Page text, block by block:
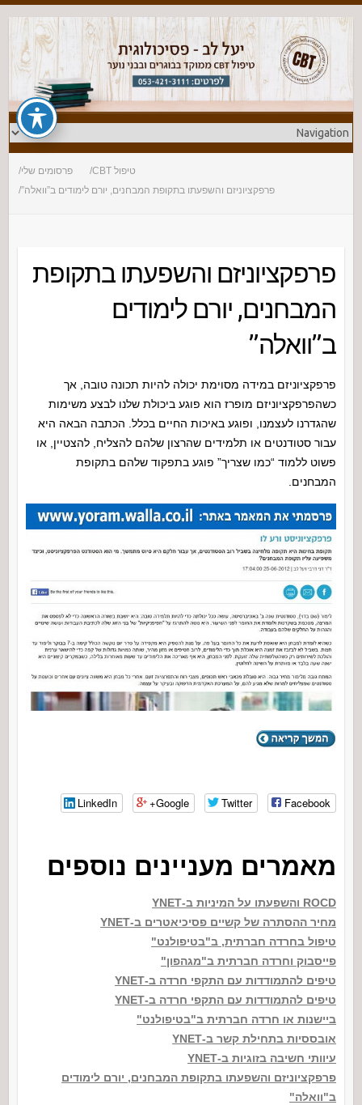
טיפול CBT
פרסומים שלי
פרפקציוניזם והשפעתו בתקופת המבחנים, יורם לימודים ב”וואלה”
פרפקציוניזם והשפעתו בתקופת
המבחנים, יורם לימודים
ב”וואלה”
פרפקציוניזם במידה מסוימת יכולה להיות תכונה טובה, אך
כשהפרפקציוניזם מופרז הוא פוגע ביכולת שלנו לבצע משימות
שהגדרנו לעצמנו, ופוגע באיכות החיים בכלל. הכתבה הבאה היא
עבור סטודנטים או תלמידים שהרצון שלהם להצליח, להצטיין, או
פשוט ללמוד “כמו שצריך” פוגע בתפקוד שלהם בתקופת
המבחנים.
Facebook
Twitter
Google+
LinkedIn
מאמרים מעניינים נוספים
ROCD והשפעתו על המיניות ב-YNET
מחיר ההסתרה של קשיים פסיכיאטרים ב-YNET
טיפול בחרדה חברתית, ב"בטיפולנט"
פייסבוק וחרדה חברתית ב"מגהפון"
טיפים להתמודדות עם התקפי חרדה ב-YNET
טיפים להתמודדות עם התקפי חרדה ב-YNET
ביישנות או חרדה חברתית ב"בטיפולנט"
אובססיות בתחילת קשר ב-YNET
עיוותי חשיבה בזוגיות ב-YNET
פרפקציוניזם והשפעתו בתקופת המבחנים, יורם לימודים
ב"וואלה"